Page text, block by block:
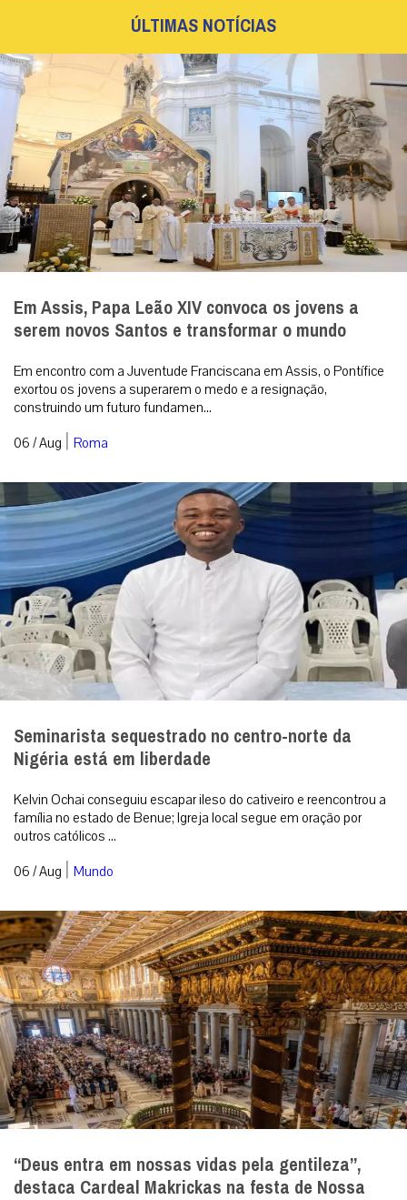
ÚLTIMAS NOTÍCIAS
Em Assis, Papa Leão XIV convoca os jovens a
serem novos Santos e transformar o mundo
Em encontro com a Juventude Franciscana em Assis, o Pontífice
exortou os jovens a superarem o medo e a resignação,
construindo um futuro fundamen...
06 / Aug | Roma
Seminarista sequestrado no centro-norte da
Nigéria está em liberdade
Kelvin Ochai conseguiu escapar ileso do cativeiro e reencontrou a
família no estado de Benue; Igreja local segue em oração por
outros católicos ...
06 / Aug | Mundo
“Deus entra em nossas vidas pela gentileza”,
destaca Cardeal Makrickas na festa de Nossa